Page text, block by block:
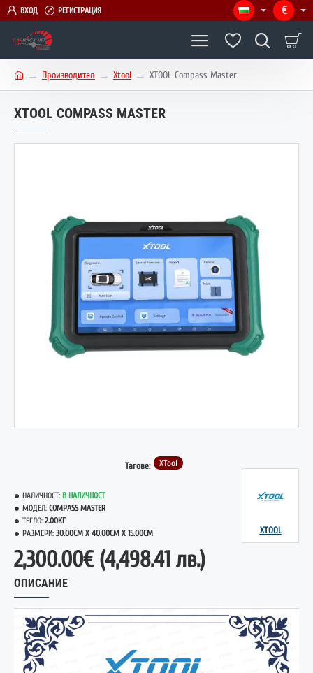
ВХОД РЕГИСТРАЦИЯ €
m
e
Производител Xtool XTOOL Compass Master
XTOOL COMPASS MASTER
Тагове: XTool
НАЛИЧНОСТ: В НАЛИЧНОСТ
МОДЕЛ: COMPASS MASTER
ТЕГЛО: 2.00КГ
РАЗМЕРИ: 30.00CM X 40.00CM X 15.00CM XTOOL
2,300.00€ (4,498.41 лв.)
ОПИСАНИЕ